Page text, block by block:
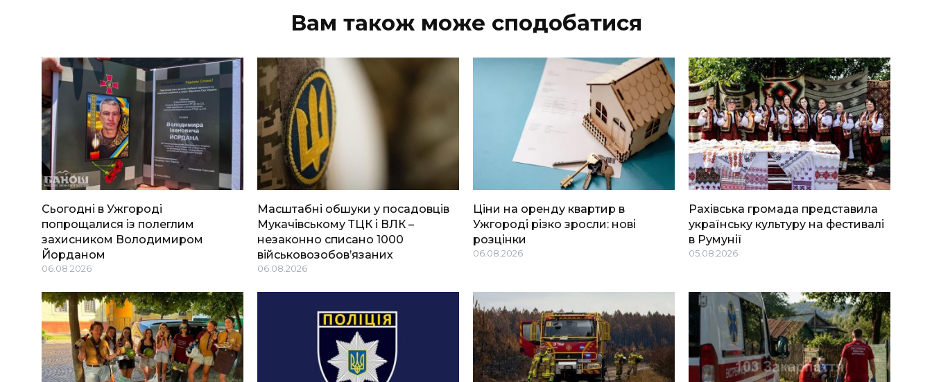
Вам також може сподобатися
Сьогодні в Ужгороді
попрощалися із полеглим
захисником Володимиром
Йорданом
06.08.2026
Масштабні обшуки у посадовців
Мукачівському ТЦК і ВЛК –
незаконно списано 1000
військовозобов’язаних
06.08.2026
Ціни на оренду квартир в
Ужгороді різко зросли: нові
розцінки
06.08.2026
Рахівська громада представила
українську культуру на фестивалі
в Румунії
05.08.2026